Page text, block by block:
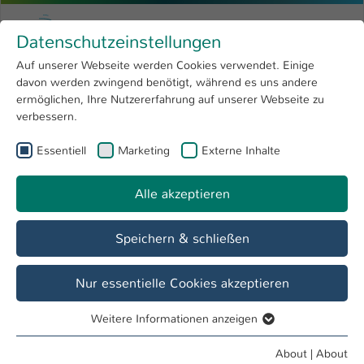
Menu
Research 4
Open submenu
University
International
Skip to main content
University of Applied Sciences
You are here:
Student Life Cycle
Referat Student Life Cycle
Overview Vor dem Studium Im Studium
Veranstaltungen des Referats Student Life
06 August - 31 December
Datenschutzeinstellungen
Auf unserer Webseite werden Cookies verwendet. Einige
davon werden zwingend benötigt, während es uns andere
ermöglichen, Ihre Nutzererfahrung auf unserer Webseite zu
verbessern.
Essentiell Marketing Externe Inhalte
Alle akzeptieren
Speichern & schließen
Nur essentielle Cookies akzeptieren
Essentielle Cookies werden für grundlegende Funktionen
Weitere Informationen anzeigen
About | About